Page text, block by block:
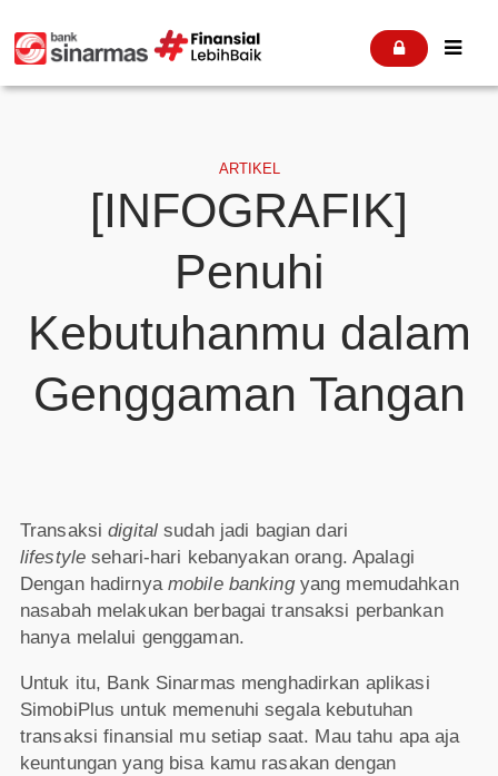
 
ARTIKEL
[INFOGRAFIK]
Penuhi
Kebutuhanmu dalam
Genggaman Tangan
Transaksidigitalsudah jadi bagian dari
lifestylesehari-hari kebanyakan orang. Apalagi
Dengan hadirnya mobile banking yang memudahkan
nasabah melakukan berbagai transaksi perbankan
hanya melalui genggaman.
Untuk itu, Bank Sinarmas menghadirkan aplikasi
SimobiPlus untuk memenuhi segala kebutuhan
transaksi finansial mu setiap saat. Mau tahu apa aja
keuntungan yang bisa kamu rasakan dengan